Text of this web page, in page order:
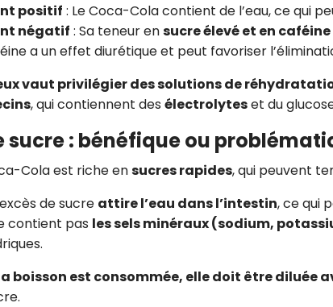
positif : Le Coca-Cola contient de l’eau, ce qui
négatif : Sa teneur ensucre élevé et en caféine
a un effet diurétique et peut favoriser
vaut privilégier des solutions de
, qui contiennent des électrolyteset du
sucre : bénéfique ou
Cola est riche ensucres rapides, qui peuvent
de sucre attire l’eau dans l’intestin, ce qui
contient pas les sels minéraux (sodium,
boisson est consommée, elle doit être diluée